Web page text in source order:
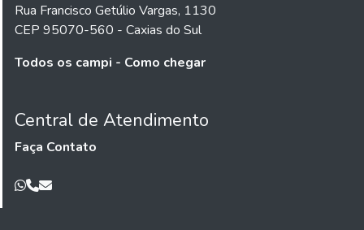
Rua Francisco Getúlio Vargas, 1130
CEP 95070-560 - Caxias do Sul
Todos os campi - Como chegar
Central de Atendimento
Faça Contato